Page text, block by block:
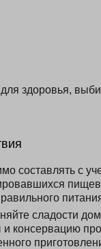
здоровья,
составлять с
сладости
и консервацию